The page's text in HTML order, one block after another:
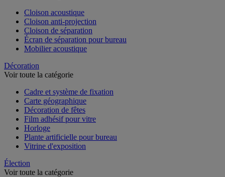
Cloison acoustique
Cloison anti-projection
Cloison de séparation
Écran de séparation pour bureau
Mobilier acoustique
Décoration
Voir toute la catégorie
Cadre et système de fixation
Carte géographique
Décoration de fêtes
Film adhésif pour vitre
Horloge
Plante artificielle pour bureau
Vitrine d'exposition
Élection
Voir toute la catégorie